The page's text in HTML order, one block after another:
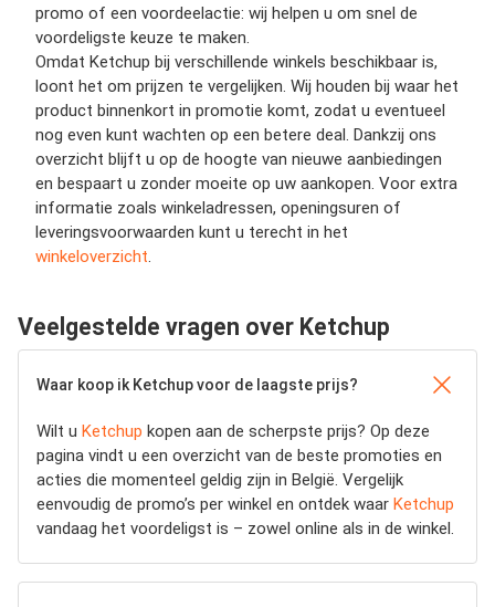
promo of een voordeelactie: wij helpen u om snel de
voordeligste keuze te maken.
Omdat Ketchup bij verschillende winkels beschikbaar is,
loont het om prijzen te vergelijken. Wij houden bij waar het
product binnenkort in promotie komt, zodat u eventueel
nog even kunt wachten op een betere deal. Dankzij ons
overzicht blijft u op de hoogte van nieuwe aanbiedingen
en bespaart u zonder moeite op uw aankopen. Voor extra
informatie zoals winkeladressen, openingsuren of
leveringsvoorwaarden kunt u terecht in het
winkeloverzicht
Veelgestelde vragen over Ketchup
Waar koop ik Ketchup voor de laagste prijs?
Wilt u Ketchup kopen aan de scherpste prijs? Op deze
pagina vindt u een overzicht van de beste promoties en
acties die momenteel geldig zijn in België. Vergelijk
eenvoudig de promo’s per winkel en ontdek waar Ketchup
vandaag het voordeligst is – zowel online als in de winkel.